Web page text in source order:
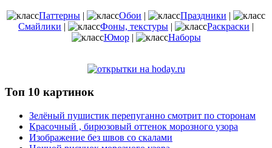
Паттерны | Обои | Праздники |
Смайлики | Фоны, текстуры | Раскраски |
Юмор| Наборы
Топ 10 картинок
Зелёный пушистик перепуганно смотрит по сторонам
Красочный , бирюзовый оттенок морозного узора
Изображение без швов со скалами